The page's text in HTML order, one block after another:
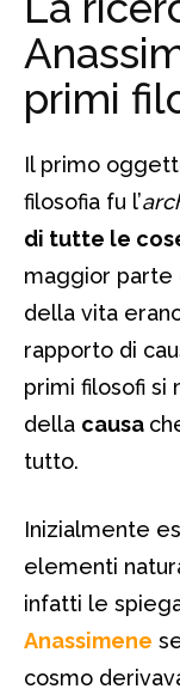
primi
Il primo
filosofia fu l’
di tutte le
maggior parte
della vita
rapporto di
primi filosofi si
della causa
tutto.
Inizialmente
elementi
infatti le
Anassimene
cosmo